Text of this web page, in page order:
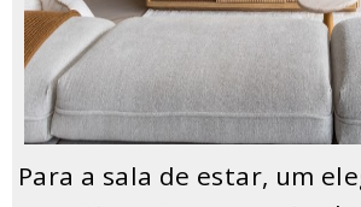
Para a sala de estar, um